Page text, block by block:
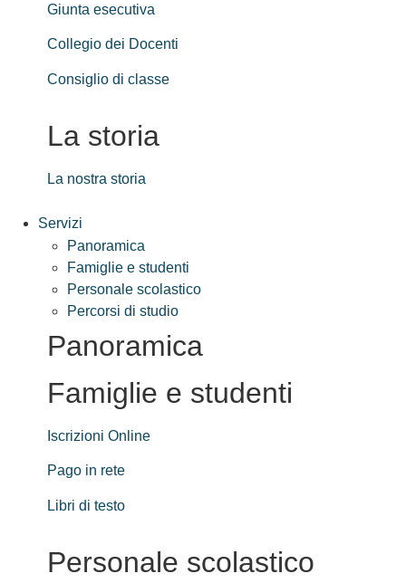
Giunta esecutiva
Collegio dei Docenti
Consiglio di classe
La storia
La nostra storia
Servizi
Panoramica
Famiglie e studenti
Personale scolastico
Percorsi di studio
Panoramica
Famiglie e studenti
Iscrizioni Online
Pago in rete
Libri di testo
Personale scolastico